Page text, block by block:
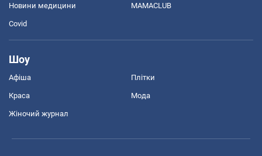
Новини медицини MAMACLUB
Covid
Шоу
Афіша Плітки
Краса Мода
Жіночий журнал